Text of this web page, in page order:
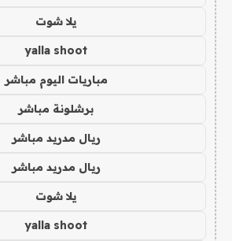
يلا شوت
yalla shoot
مباريات اليوم مباشر
برشلونة مباشر
ريال مدريد مباشر
ريال مدريد مباشر
يلا شوت
yalla shoot